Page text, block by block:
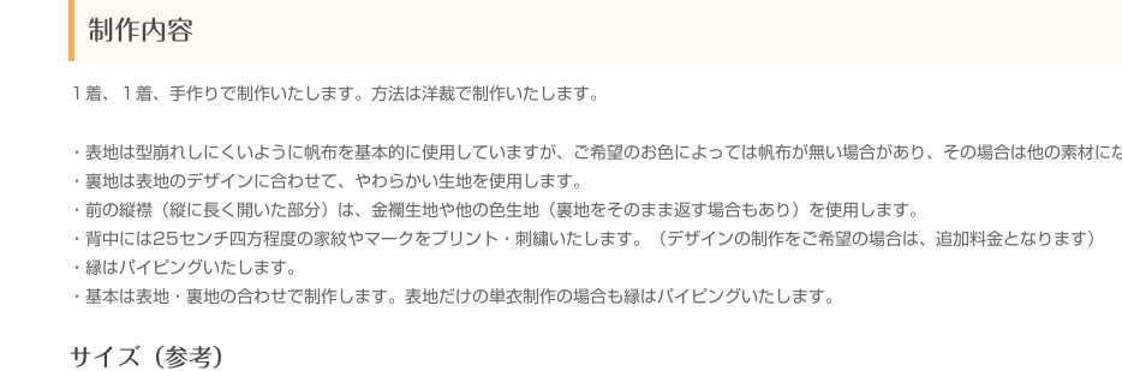
制作内容
１着、１着、手作りで制作いたします。方法は洋裁で制作いたします。
・表地は型崩れしにくいように帆布を基本的に使用していますが、ご希望のお色によっては帆布が無い場合があり、その場合は他の素材に
・裏地は表地のデザインに合わせて、やわらかい生地を使用します。
・前の縦襟（縦に長く開いた部分）は、金襴生地や他の色生地（裏地をそのまま返す場合もあり）を使用します。
・背中には25センチ四方程度の家紋やマークをプリント・刺繍いたします。（デザインの制作をご希望の場合は、追加料金となります）
・縁はパイピングいたします。
・基本は表地・裏地の合わせで制作します。表地だけの単衣制作の場合も縁はパイピングいたします。
サイズ（参考）